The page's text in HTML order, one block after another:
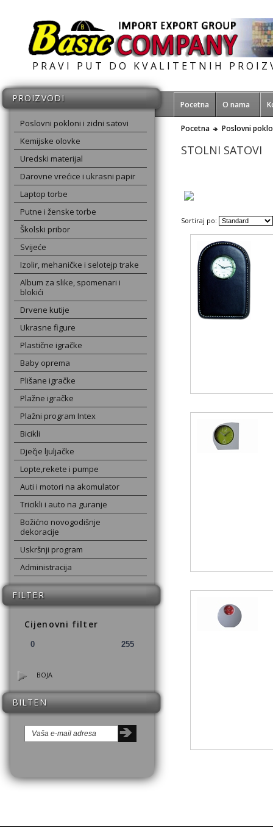
PRAVI PUT DO KVALITETNIH
Pocetna O nama
PROIZVODI
Poslovni pokloni i zidni satovi
Kemijske olovke
Uredski materijal
Darovne vrećice i ukrasni papir
Laptop torbe
Putne i ženske torbe
Školski pribor
Svijeće
Izolir, mehaničke i selotejp trake
Album za slike, spomenari i
blokići
Drvene kutije
Ukrasne figure
Plastične igračke
Baby oprema
Plišane igračke
Plažne igračke
Plažni program Intex
Bicikli
Dječje ljuljačke
Lopte,rekete i pumpe
Auti i motori na akomulator
Tricikli i auto na guranje
Božićno novogodišnje
dekoracije
Uskršnji program
Administracija
FILTER
Cijenovni filter
BOJA
BILTEN
Pocetna Poslovni
STOLNI SATOVI
Sortiraj po: